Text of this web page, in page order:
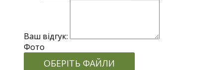
Ваш відгук:
Фото
ОБЕРІТЬ ФАЙЛИ